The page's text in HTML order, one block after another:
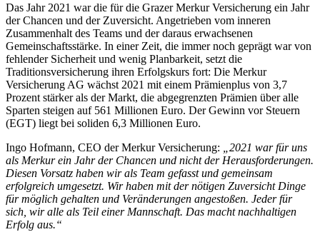
Das Jahr 2021 war die für die Grazer Merkur Versicherung ein Jahr
der Chancen und der Zuversicht. Angetrieben vom inneren
Zusammenhalt des Teams und der daraus erwachsenen
Gemeinschaftsstärke. In einer Zeit, die immer noch geprägt war von
fehlender Sicherheit und wenig Planbarkeit, setzt die
Traditionsversicherung ihren Erfolgskurs fort: Die Merkur
Versicherung AG wächst 2021 mit einem Prämienplus von 3,7
Prozent stärker als der Markt, die abgegrenzten Prämien über alle
Sparten steigen auf 561 Millionen Euro. Der Gewinn vor Steuern
(EGT) liegt bei soliden 6,3 Millionen Euro.
Ingo Hofmann, CEO der Merkur Versicherung:
„2021 war für uns
als Merkur ein Jahr der Chancen und nicht der Herausforderungen.
Diesen Vorsatz haben wir als Team gefasst und gemeinsam
erfolgreich umgesetzt. Wir haben mit der nötigen Zuversicht Dinge
für möglich gehalten und Veränderungen angestoßen. Jeder für
sich, wir alle als Teil einer Mannschaft. Das macht nachhaltigen
Erfolg aus.“